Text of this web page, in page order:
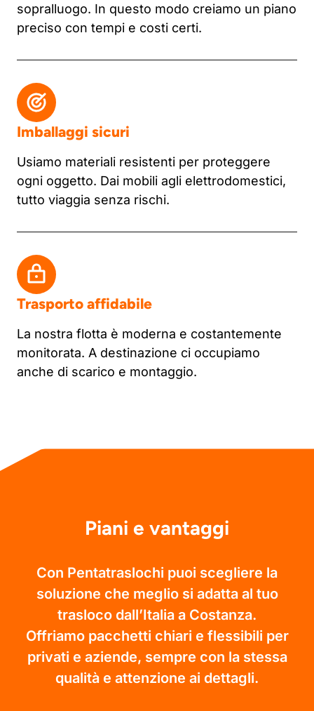
sopralluogo. In questo modo creiamo un piano
preciso con tempi e costi certi.
Imballaggi sicuri
Usiamo materiali resistenti per proteggere
ogni oggetto. Dai mobili agli elettrodomestici,
tutto viaggia senza rischi.
Trasporto affidabile
La nostra flotta è moderna e costantemente
monitorata. A destinazione ci occupiamo
anche di scarico e montaggio.
Piani e vantaggi
Con Pentatraslochi puoi scegliere la
soluzione che meglio si adatta al tuo
trasloco dall’Italia a Costanza.
Offriamo pacchetti chiari e flessibili per
privati e aziende, sempre con la stessa
qualità e attenzione ai dettagli.